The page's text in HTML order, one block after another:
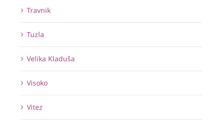
Travnik
Tuzla
Velika Kladuša
Visoko
Vitez